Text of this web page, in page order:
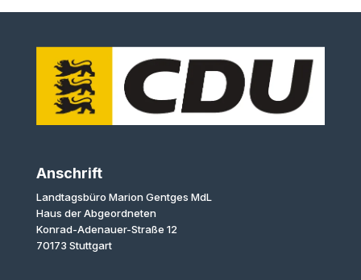
Anschrift
Landtagsbüro Marion Gentges MdL
Haus der Abgeordneten
Konrad-Adenauer-Straße 12
70173 Stuttgart